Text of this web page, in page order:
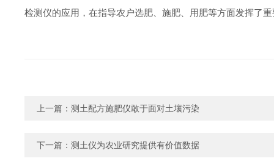
检测仪的应用，在指导农户选肥、施肥、用肥等方面发挥了
上一篇： 测土配方施肥仪敢于面对土壤污染
下一篇： 测土仪为农业研究提供有价值数据